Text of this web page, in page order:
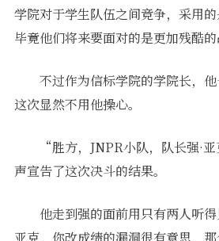
学院对于学生队伍之间竞争，采用的
毕竟他们将来要面对的是更加残酷的
不过作为信标学院的学院长，
这次显然不用他操心。
“胜方，JNPR小队，队长强·
声宣告了这次决斗的结果。
他走到强的面前用只有两人听
亚克，你改成绩的漏洞很有意思，